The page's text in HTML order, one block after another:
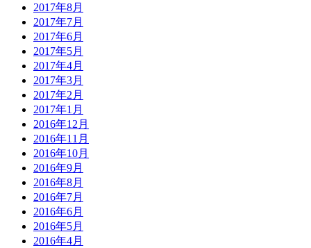
2017年8月
2017年7月
2017年6月
2017年5月
2017年4月
2017年3月
2017年2月
2017年1月
2016年12月
2016年11月
2016年10月
2016年9月
2016年8月
2016年7月
2016年6月
2016年5月
2016年4月